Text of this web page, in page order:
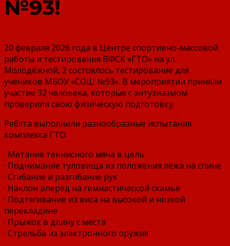
№93!
20 февраля 2026 года в Центре спортивно-массовой
работы и тестирования ВФСК «ГТО» на ул.
Молодёжной, 2 состоялось тестирование для
учеников МБОУ «СОШ №93». В мероприятии приняли
участие 32 человека, которые с энтузиазмом
проверили свою физическую подготовку.
Ребята выполнили разнообразные испытания
комплекса ГТО:
· Метание теннисного мяча в цель
· Поднимание туловища из положения лёжа на спине
· Сгибание и разгибание рук
· Наклон вперёд на гимнастической скамье
· Подтягивание из виса на высокой и низкой
перекладине
· Прыжок в длину с места
· Стрельба из электронного оружия